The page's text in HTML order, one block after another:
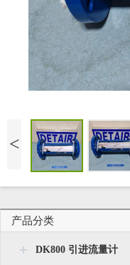
<
产品分类
DK800 引进流量计